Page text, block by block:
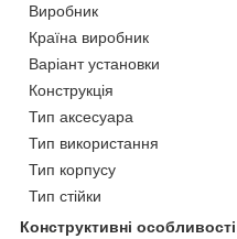
Виробник
Країна виробник
Варіант установки
Конструкція
Тип аксесуара
Тип використання
Тип корпусу
Тип стійки
Конструктивні особливості